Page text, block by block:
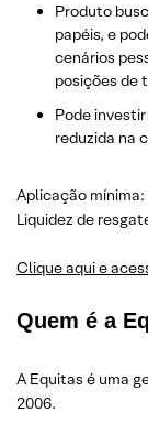
Produto
papéis, e
cenários
posições de
Pode investir
reduzida na
Aplicação mínima:
Liquidez de
Clique aqui e
Quem é a
A Equitas é uma
2006.